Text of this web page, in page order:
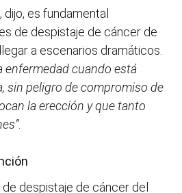
es fundamental
de despistaje de cáncer de
a escenarios dramáticos.
enfermedad cuando está
sin peligro de compromiso de
la erección y que tanto
.
despistaje de cáncer del